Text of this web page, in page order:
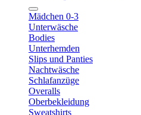
Mädchen 0-3
Unterwäsche
Bodies
Unterhemden
Slips und Panties
Nachtwäsche
Schlafanzüge
Overalls
Oberbekleidung
Sweatshirts